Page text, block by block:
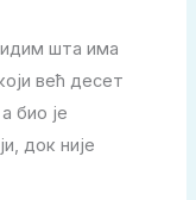
шта има
већ десет
био је
док није